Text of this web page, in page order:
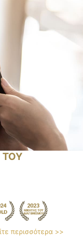
ΤΟΥ
περισσότερα >>